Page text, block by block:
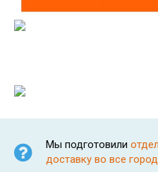
Мы подготовили
доставку во все